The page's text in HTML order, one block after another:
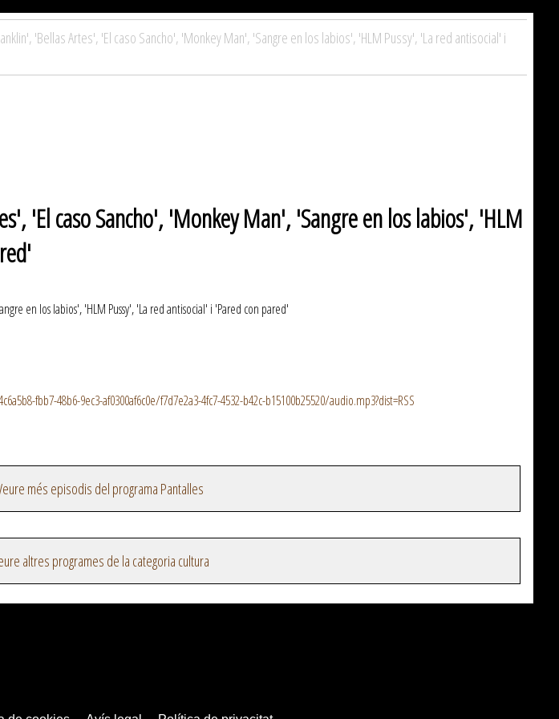
'Bellas Artes', 'El caso Sancho', 'Monkey Man', 'Sangre en los labios', 'HLM Pussy', 'La red antisocial' i
'El caso Sancho', 'Monkey Man', 'Sangre en los labios', 'HLM
en los labios', 'HLM Pussy', 'La red antisocial' i 'Pared con pared'
fbb7-48b6-9ec3-af0300af6c0e/f7d7e2a3-4fc7-4532-b42c-b15100b25520/audio.mp3?dist=RSS
més episodis del programa Pantalles
altres programes de la categoria cultura